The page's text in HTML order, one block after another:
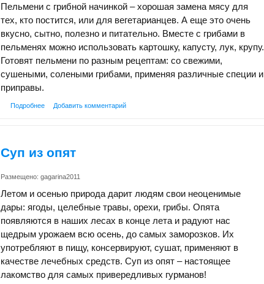
Пельмени с грибной начинкой – хорошая замена мясу для
тех, кто постится, или для вегетарианцев. А еще это очень
вкусно, сытно, полезно и питательно. Вместе с грибами в
пельменях можно использовать картошку, капусту, лук, крупу.
Готовят пельмени по разным рецептам: со свежими,
сушеными, солеными грибами, применяя различные специи и
приправы.
Подробнее Добавить комментарий
Суп из опят
Размещено: gagarina2011
Летом и осенью природа дарит людям свои неоценимые
дары: ягоды, целебные травы, орехи, грибы. Опята
появляются в наших лесах в конце лета и радуют нас
щедрым урожаем всю осень, до самых заморозков. Их
употребляют в пищу, консервируют, сушат, применяют в
качестве лечебных средств. Суп из опят – настоящее
лакомство для самых привередливых гурманов!